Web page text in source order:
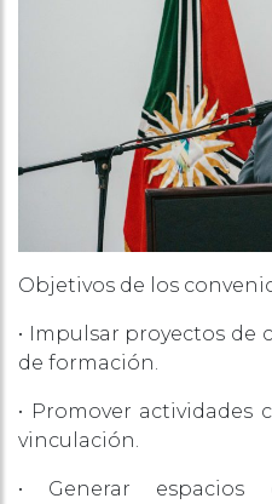
Objetivos de los
• Impulsar proyectos de
de formación.
• Promover actividades
vinculación.
• Generar